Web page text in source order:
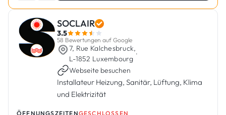
SOCLAIR
3.5
58 Bewertungen auf Google
7, Rue Kalchesbruck,
L-1852 Luxembourg
·
Webseite besuchen
Installateur Heizung, Sanitär, Lüftung, Klima
und Elektrizität
ÖFFNUNGSZEITENGESCHLOSSEN